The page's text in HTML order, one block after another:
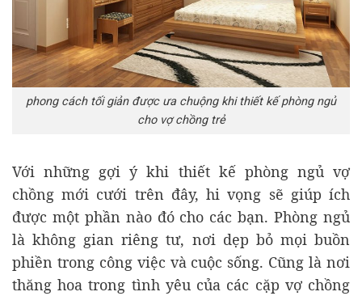
phong cách tối giản được ưa chuộng khi thiết kế phòng ngủ
cho vợ chồng trẻ
Với những gợi ý khi thiết kế phòng ngủ vợ
chồng mới cưới trên đây, hi vọng sẽ giúp ích
được một phần nào đó cho các bạn. Phòng ngủ
là không gian riêng tư, nơi dẹp bỏ mọi buồn
phiền trong công việc và cuộc sống. Cũng là nơi
thăng hoa trong tình yêu của các cặp vợ chồng